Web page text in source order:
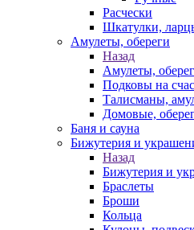
Расчески
Шкатулки,
Амулеты, обереги
Назад
Амулеты,
Подковы на
Талисманы,
Домовые,
Баня и сауна
Бижутерия и
Назад
Бижутерия и
Браслеты
Броши
Кольца